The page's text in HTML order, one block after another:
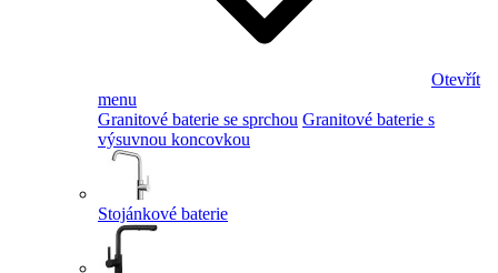
Otevřít
menu
Granitové baterie se sprchou Granitové baterie s
výsuvnou koncovkou
Stojánkové baterie